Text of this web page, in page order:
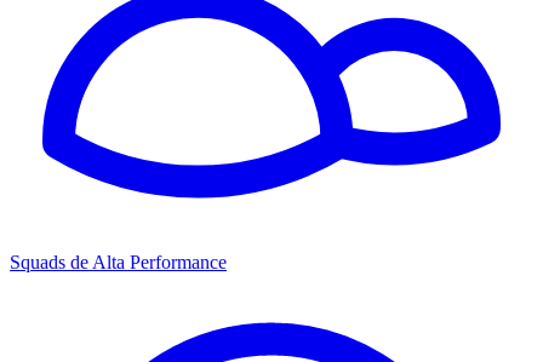
Squads de Alta Performance